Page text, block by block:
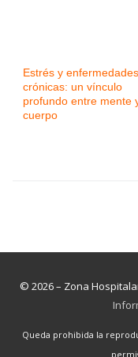
Estrés y enfermedades
crónicas: un vínculo
profundo entre mente
cuerpo
© 2026 – Zona
Queda prohibida la